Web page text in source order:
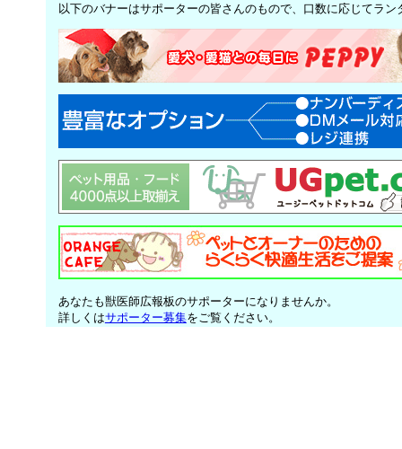
以下のバナーはサポーターの皆さんのもので、口数に応じてラ
あなたも獣医師広報板のサポーターになりませんか。
詳しくはサポーター募集をご覧ください。